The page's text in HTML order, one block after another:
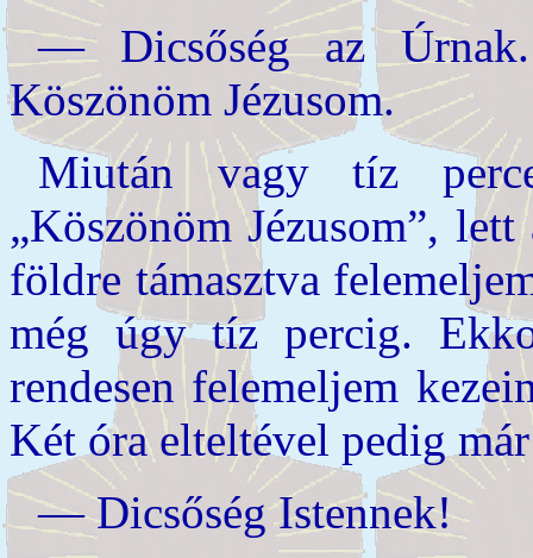
— Dicsőség az Úrnak.
Köszönöm Jézusom.
Miután vagy tíz
„Köszönöm Jézusom”,
földre támasztva
még úgy tíz percig.
rendesen felemeljem
Két óra elteltével pedig
— Dicsőség Istennek!